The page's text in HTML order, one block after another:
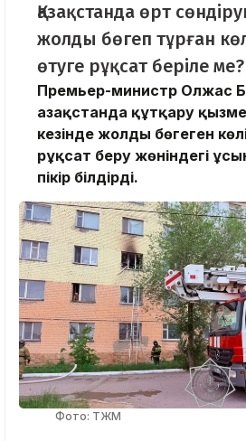
Қазақстанда өрт
жолды бөгеп тұрған
өтуге рұқсат беріле ме?
Премьер-министр Олжас
Қазақстанда құтқару
кезінде жолды бөгеген
рұқсат беру жөніндегі
пікір білдірді.
Фото: ТЖМ